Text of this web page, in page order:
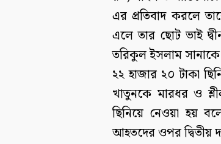
এর প্রতিবাদ করলে
এলে তার ছোট ভাই
তরিকুল ইসলাম
২২ হাজার ২০ টাকা
খাতুনকে মারধর ও
ছিনিয়ে নেওয়া হয়
আহতদের ওপর দ্বিতীয়